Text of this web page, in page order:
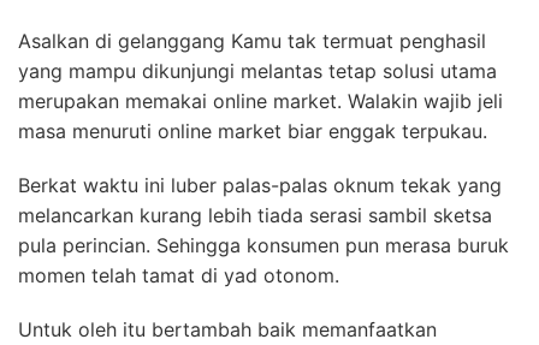
Asalkan di gelanggang Kamu tak termuat penghasil
yang mampu dikunjungi melantas tetap solusi utama
merupakan memakai online market. Walakin wajib jeli
masa menuruti online market biar enggak terpukau.
Berkat waktu ini luber palas-palas oknum tekak yang
melancarkan kurang lebih tiada serasi sambil sketsa
pula perincian. Sehingga konsumen pun merasa buruk
momen telah tamat di yad otonom.
Untuk oleh itu bertambah baik memanfaatkan